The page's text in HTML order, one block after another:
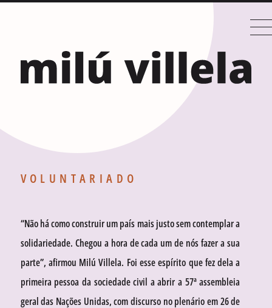
VOLUNTARIADO
“Não há como construir um país mais justo sem contemplar a
solidariedade. Chegou a hora de cada um de nós fazer a sua
parte”, afirmou Milú Villela. Foi esse espírito que fez dela a
primeira pessoa da sociedade civil a abrir a 57ª assembleia
geral das Nações Unidas, com discurso no plenário em 26 de